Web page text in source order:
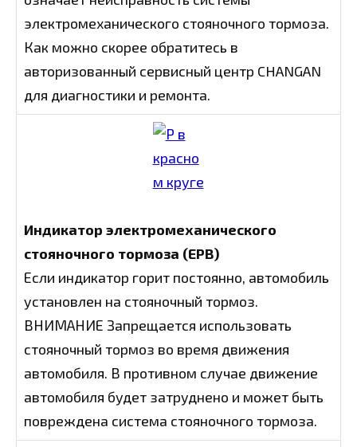
электромеханического стояночного тормоза.
Как можно скорее обратитесь в
авторизованный сервисный центр CHANGAN
для диагностики и ремонта.
Индикатор электромеханического
стояночного тормоза (EPB)
Если индикатор горит постоянно, автомобиль
установлен на стояночный тормоз.
ВНИМАНИЕ Запрещается использовать
стояночный тормоз во время движения
автомобиля. В противном случае движение
автомобиля будет затруднено и может быть
повреждена система стояночного тормоза.